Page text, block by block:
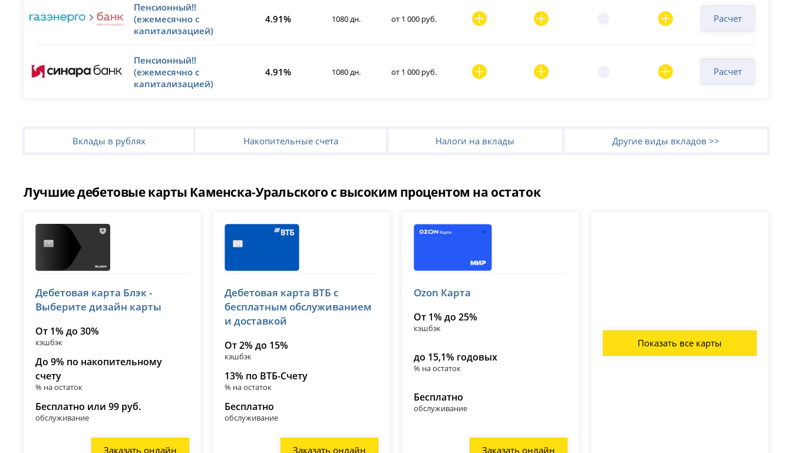
Пенсионный!!
(ежемесячно с
капитализацией)
4.91% 1080 дн. от 1 000 руб. Расчет
Пенсионный!!
(ежемесячно с
капитализацией)
4.91% 1080 дн. от 1 000 руб. Расчет
Вклады в рублях Накопительные счета Налоги на вклады Другие виды вкладов >>
Лучшие дебетовые карты Каменска-Уральского с высоким процентом на остаток
лицензия № 2673
Дебетовая карта Блэк -
Выберите дизайн карты
От 1% до 30%
кэшбэк
До 9% по накопительному
счету
% на остаток
Бесплатно или 99 руб.
обслуживание
Заказать онлайн
лицензия № 1000
Дебетовая карта ВТБ с
бесплатным обслуживанием
и доставкой
От 2% до 15%
кэшбэк
13% по ВТБ-Счету
% на остаток
Бесплатно
обслуживание
Заказать онлайн
лицензия № 3542
Ozon Карта
От 1% до 25%
кэшбэк
до 15,1% годовых
% на остаток
Бесплатно
обслуживание
Заказать онлайн
Показать все карты